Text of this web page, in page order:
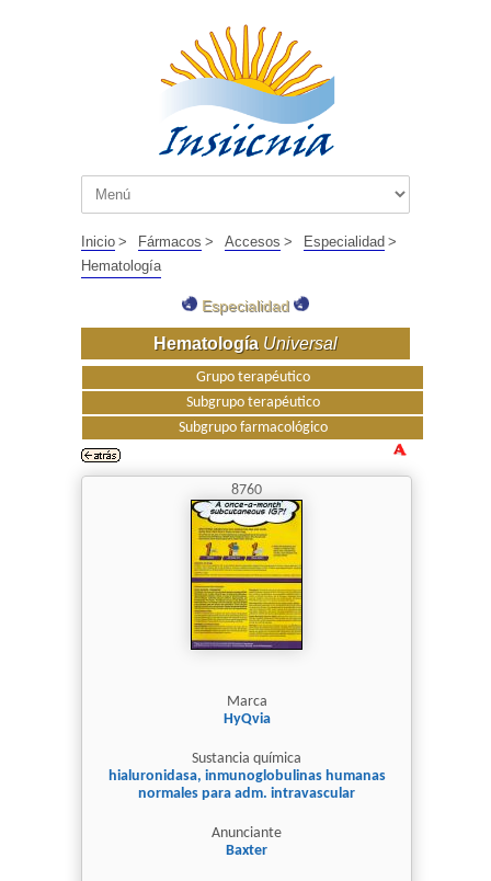
Inicio > Fármacos > Accesos > Especialidad >
Hematología
Especialidad
HematologíaUniversal
Grupo terapéutico
Subgrupo terapéutico
Subgrupo farmacológico
8760
Marca
HyQvia
Sustancia química
hialuronidasa, inmunoglobulinas humanas
normales para adm. intravascular
Anunciante
Baxter